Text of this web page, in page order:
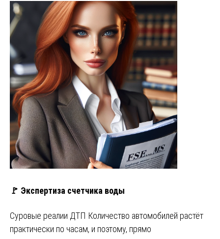
🚩 Экспертиза счетчика воды
Суровые реалии ДТП Количество автомобилей растёт
практически по часам, и поэтому, прямо